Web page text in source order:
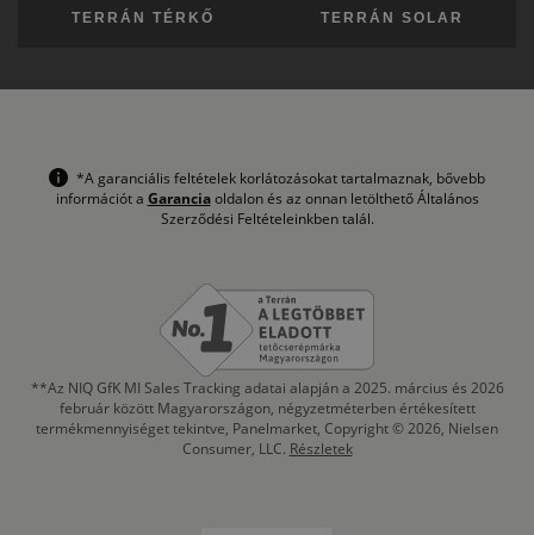
TERRÁN TÉRKŐ TERRÁN SOLAR
*A garanciális feltételek korlátozásokat tartalmaznak, bővebb
információt a Garanciaoldalon és az onnan letölthető Általános
Szerződési Feltételeinkben talál.
**Az NIQ GfK MI Sales Tracking adatai alapján a 2025. március és 2026
február között Magyarországon, négyzetméterben értékesített
termékmennyiséget tekintve, Panelmarket, Copyright © 2026, Nielsen
Consumer, LLC. Részletek